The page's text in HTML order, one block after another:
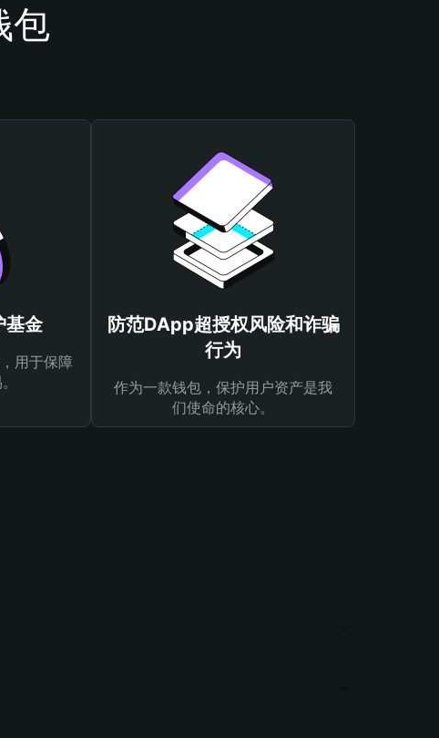
包
基金
用于保障
防范DApp超授权风险和诈骗
行为
作为一款钱包，保护用户资产是我
们使命的核心。